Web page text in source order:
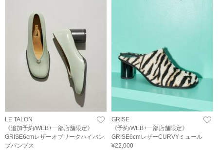
LE TALON
《追加予約/WEB+一部店舗限定》
GRISE6cmレザーオブリークハイバン
プパンプス
GRISE
《予約/WEB+一部店舗限定》
GRISE6cmレザーCURVYミュール
¥22,000